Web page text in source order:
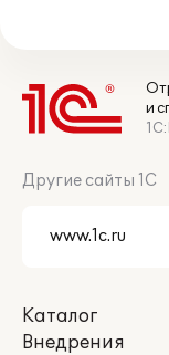
и
Другие сайты 1С
Каталог
Внедрения